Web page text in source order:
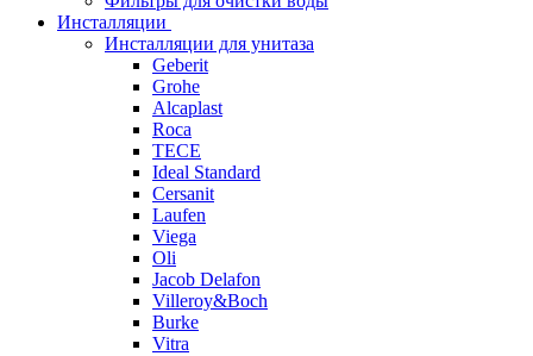
Инсталляции
Инсталляции для унитаза
Geberit
Grohe
Alcaplast
Roca
TECE
Ideal Standard
Cersanit
Laufen
Viega
Oli
Jacob Delafon
Villeroy&Boch
Burke
Vitra